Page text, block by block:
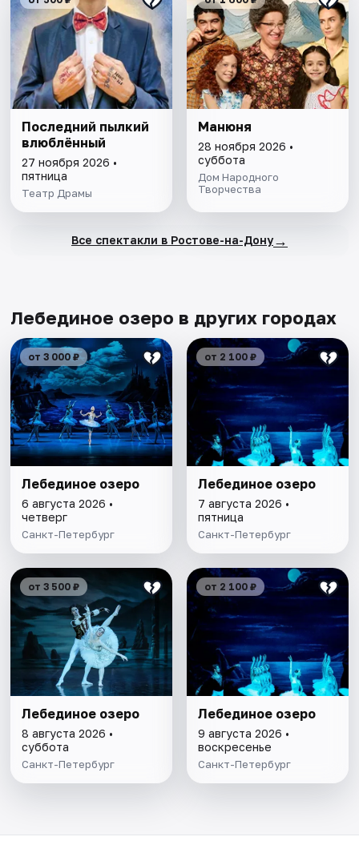
Последний пылкий
влюблённый
27 ноября 2026 •
пятница
Театр Драмы
Манюня
28 ноября 2026 •
суббота
Дом Народного
Творчества
Все спектакли в Ростове-на-Дону→
Лебединое озеро в других городах
от 3 000 ₽
Лебединое озеро
6 августа 2026 •
четверг
Санкт-Петербург
от 2 100 ₽
Лебединое озеро
7 августа 2026 •
пятница
Санкт-Петербург
от 3 500 ₽
Лебединое озеро
8 августа 2026 •
суббота
Санкт-Петербург
от 2 100 ₽
Лебединое озеро
9 августа 2026 •
воскресенье
Санкт-Петербург